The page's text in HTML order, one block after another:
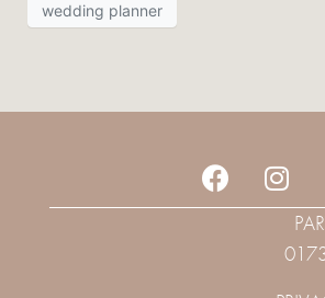
wedding planner